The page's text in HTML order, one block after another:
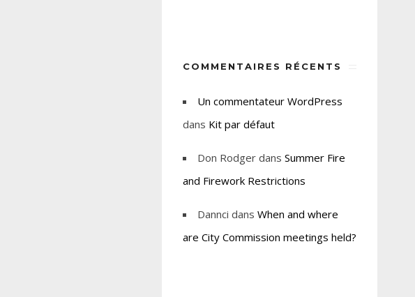
COMMENTAIRES RÉCENTS
Un commentateur WordPress
dans Kit par défaut
Don Rodger dansSummer Fire
and Firework Restrictions
Dannci dansWhen and where
are City Commission meetings held?